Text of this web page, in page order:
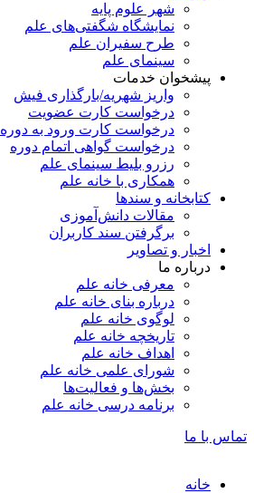
شهر علوم پایه
نمایشگاه شگفتی‌های علم
طرح سفیران علم
سینمای علم
پیشخوان خدمات
واریز شهریه/بارگذاری فیش
درخواست کارت عضویت
درخواست کارت ورود به دوره
درخواست گواهی اتمام دوره
رزرو بلیط سینمای علم
همکاری با خانه علم
کتابخانه و سندها
مقالات دانش‌آموزی
برگرفتن سند کاربران
اخبار و تصاویر
درباره ما
معرفی خانه علم
درباره بنای خانه علم
لوگوی خانه علم
تاریخچه خانه علم
اهداف خانه علم
شورای علمی خانه علم
بخش‌ها و فعالیت‌ها
برنامه درسی خانه علم
تماس با ما
خانه